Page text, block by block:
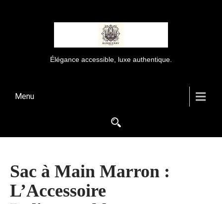
Élégance accessible, luxe authentique.
Menu
Sac à Main Marron :
L’Accessoire